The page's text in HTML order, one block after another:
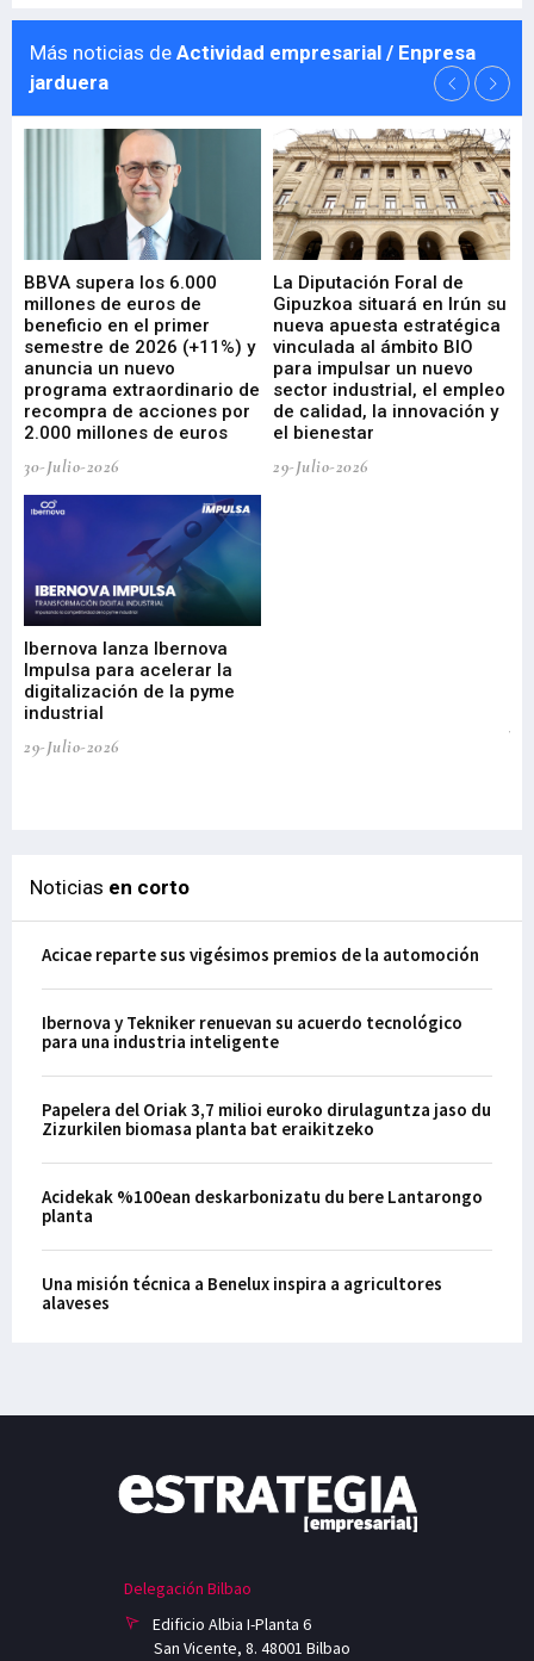
Más noticias de Actividad empresarial / Enpresa
jarduera
BBVA supera los 6.000
millones de euros de
beneficio en el primer
semestre de 2026 (+11%) y
anuncia un nuevo
programa extraordinario de
recompra de acciones por
2.000 millones de euros
30-Julio-2026
La Diputación Foral de
Gipuzkoa situará en Irún su
nueva apuesta estratégica
vinculada al ámbito BIO
para impulsar un nuevo
sector industrial, el empleo
de calidad, la innovación y
el bienestar
29-Julio-2026
Ibernova lanza Ibernova
Impulsa para acelerar la
digitalización de la pyme
industrial
29-Julio-2026
Noticias en corto
Acicae reparte sus vigésimos premios de la automoción
Ibernova y Tekniker renuevan su acuerdo tecnológico
para una industria inteligente
Papelera del Oriak 3,7 milioi euroko dirulaguntza jaso du
Zizurkilen biomasa planta bat eraikitzeko
Acidekak %100ean deskarbonizatu du bere Lantarongo
planta
Una misión técnica a Benelux inspira a agricultores
alaveses
Delegación Bilbao
Edificio Albia I-Planta 6
San Vicente, 8. 48001 Bilbao